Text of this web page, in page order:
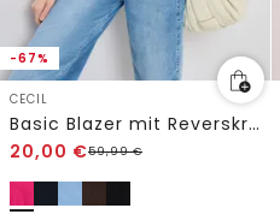
-67%
CECIL
Basic Blazer mit Reverskragen
20,00 €59,99€